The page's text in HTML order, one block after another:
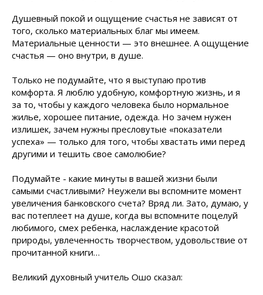
Душевный покой и ощущение счастья не зависят от
того, сколько материальных благ мы имеем.
Материальные ценности — это внешнее. А ощущение
счастья — оно внутри, в душе.
Только не подумайте, что я выступаю против
комфорта. Я люблю удобную, комфортную жизнь, и я
за то, чтобы у каждого человека было нормальное
жилье, хорошее питание, одежда. Но зачем нужен
излишек, зачем нужны пресловутые «показатели
успеха» — только для того, чтобы хвастать ими перед
другими и тешить свое самолюбие?
Подумайте - какие минуты в вашей жизни были
самыми счастливыми? Неужели вы вспомните момент
увеличения банковского счета? Вряд ли. Зато, думаю, у
вас потеплеет на душе, когда вы вспомните поцелуй
любимого, смех ребенка, наслаждение красотой
природы, увлеченность творчеством, удовольствие от
прочитанной книги…
Великий духовный учитель Ошо сказал: